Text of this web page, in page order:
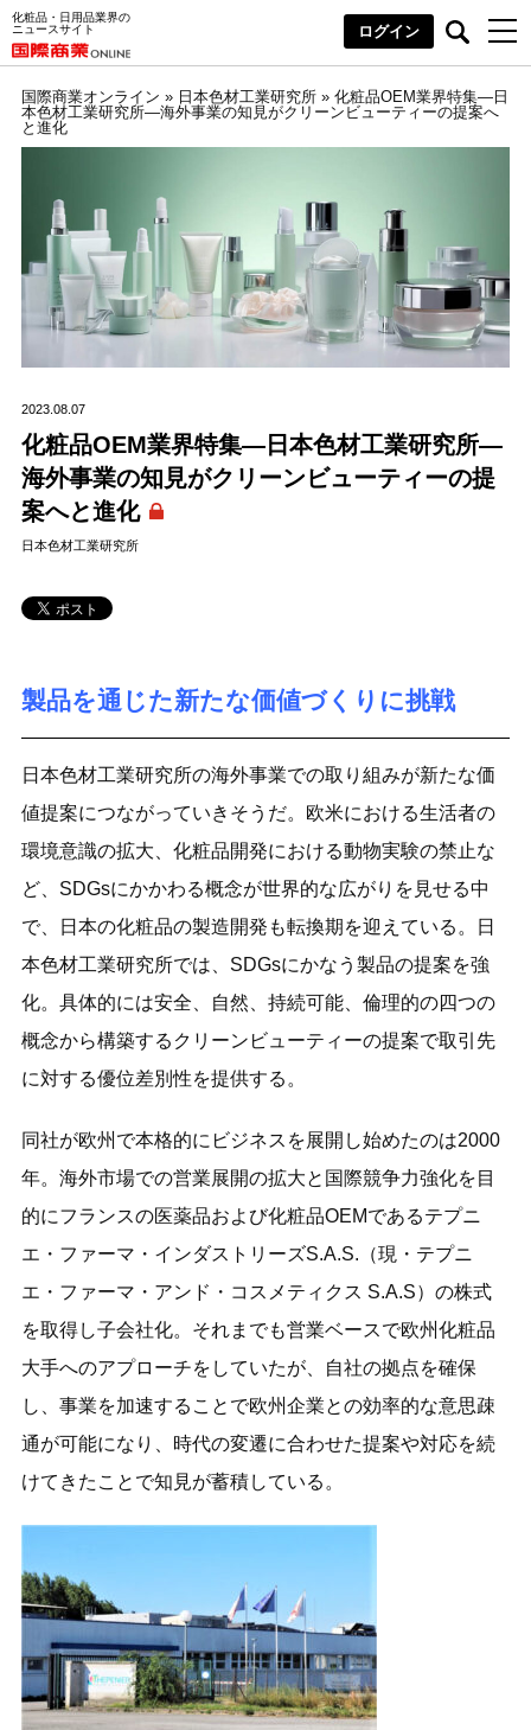
化粧品・日用品業界の
ニュースサイト
ログイン
国際商業オンライン » 日本色材工業研究所» 化粧品OEM業界特集―日
本色材工業研究所―海外事業の知見がクリーンビューティーの提案へ
と進化
2023.08.07
化粧品OEM業界特集―日本色材工業研究所―
海外事業の知見がクリーンビューティーの提
案へと進化
日本色材工業研究所
製品を通じた新たな価値づくりに挑戦
日本色材工業研究所の海外事業での取り組みが新たな価
値提案につながっていきそうだ。欧米における生活者の
環境意識の拡大、化粧品開発における動物実験の禁止な
ど、SDGsにかかわる概念が世界的な広がりを見せる中
で、日本の化粧品の製造開発も転換期を迎えている。日
本色材工業研究所では、SDGsにかなう製品の提案を強
化。具体的には安全、自然、持続可能、倫理的の四つの
概念から構築するクリーンビューティーの提案で取引先
に対する優位差別性を提供する。
同社が欧州で本格的にビジネスを展開し始めたのは2000
年。海外市場での営業展開の拡大と国際競争力強化を目
的にフランスの医薬品および化粧品OEMであるテプニ
エ・ファーマ・インダストリーズS.A.S.（現・テプニ
エ・ファーマ・アンド・コスメティクス S.A.S）の株式
を取得し子会社化。それまでも営業ベースで欧州化粧品
大手へのアプローチをしていたが、自社の拠点を確保
し、事業を加速することで欧州企業との効率的な意思疎
通が可能になり、時代の変遷に合わせた提案や対応を続
けてきたことで知見が蓄積している。